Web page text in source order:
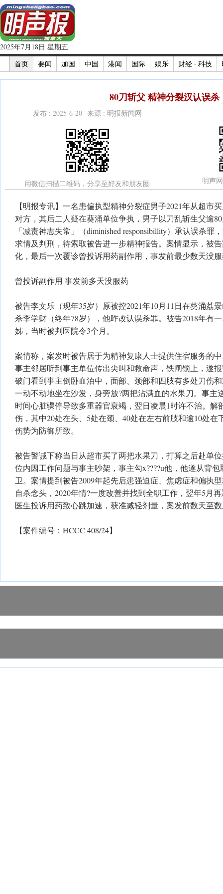
2025年7月18日 星期五
首页
要闻 加国 中国 港闻 国际 娱乐 财经 · 科技
80刀斩父 精神分裂汉认误杀
发布 : 2025-6-20 来源 : 明报新闻网
用微信扫描二维码，分享至好友和朋友圈 明声
【明报专讯】一名患偏执型精神分裂症男子2021年从超市
对方，其后二人疑在葵涌单位争执，男子以刀乱斩生父逾
「减责神志失常」（diminished responsibillity）承认误杀罪
求情及判刑，待索取被告进一步精神报告。案情显示，被
化，最后一次覆诊曾投诉用药副作用，事发前最少数天没
曾投诉副作用 事发前多天没服药
被告李文乐（现年35岁）原被控2021年10月11日在葵涌荔
杀李学财（终年78岁），他昨改认误杀罪。被告2018年有
姊，当时被判医院令3个月。
案情称，案发时被告居于为精神复康人士提供住宿服务的
事主邻居听到事主单位传出尖叫和救命声，铁闸锁上，遂
破门看到事主倒卧血泊中，面部、颈部和四肢有多处刀伤
一动不动地坐在沙发，身旁放?两把沾满血的水果刀。事主
时间心脏骤停导致多重器官衰竭，翌日凌晨1时许不治。解
伤，其中20处在头、5处在颈、40处在左右前肢和逾10处在
伤势为防御所致。
被告警诫下称当日从超市买了两把水果刀，打算之后赴单
位内因工作问题与事主吵架，事主勾x????u他，他遂从背
卫。案情提到被告2009年起先后患强迫症、焦虑症和偏执
自杀念头，2020年情?一度改善并找到全职工作，翌年5月
医生投诉用药致心跳加速，获准减轻剂量，案发前数天至
【案件编号：HCCC 408/24】